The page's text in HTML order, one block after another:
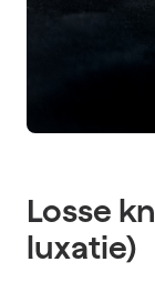
Losse
luxatie)